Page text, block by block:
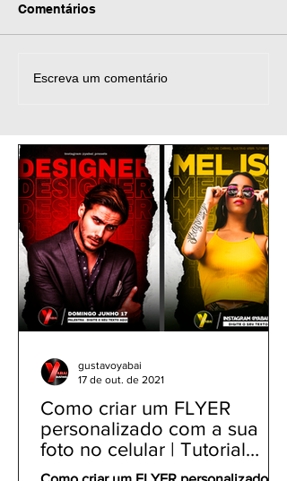
Como Fazer Arte de
Personalizado
Comentários
Escreva um comentário
Como criar um FLYER
personalizado com a sua
foto no celular | Tutorial
PicsArt app gratuito
gustavoyabai
17 de out. de 2021